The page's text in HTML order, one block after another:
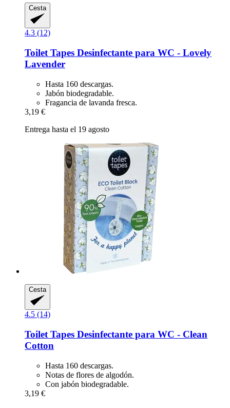
Cesta
4.3 (12)
Toilet Tapes Desinfectante para WC -​ Lovely
Lavender
Hasta 160 descargas.
Jabón biodegradable.
Fragancia de lavanda fresca.
3,19 €
Entrega hasta el 19 agosto
Cesta
4.5 (14)
Toilet Tapes Desinfectante para WC -​ Clean
Cotton
Hasta 160 descargas.
Notas de flores de algodón.
Con jabón biodegradable.
3,19 €